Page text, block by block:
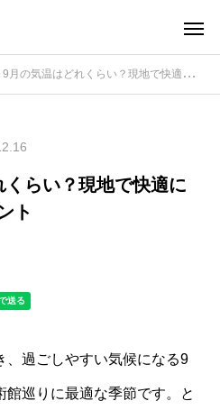
の気温はどれくらい？現地で快適に過ごせる服装のポイント
らい？現地で快適に
ト
、過ごしやすい気候になる9
館巡りに最適な季節です。と